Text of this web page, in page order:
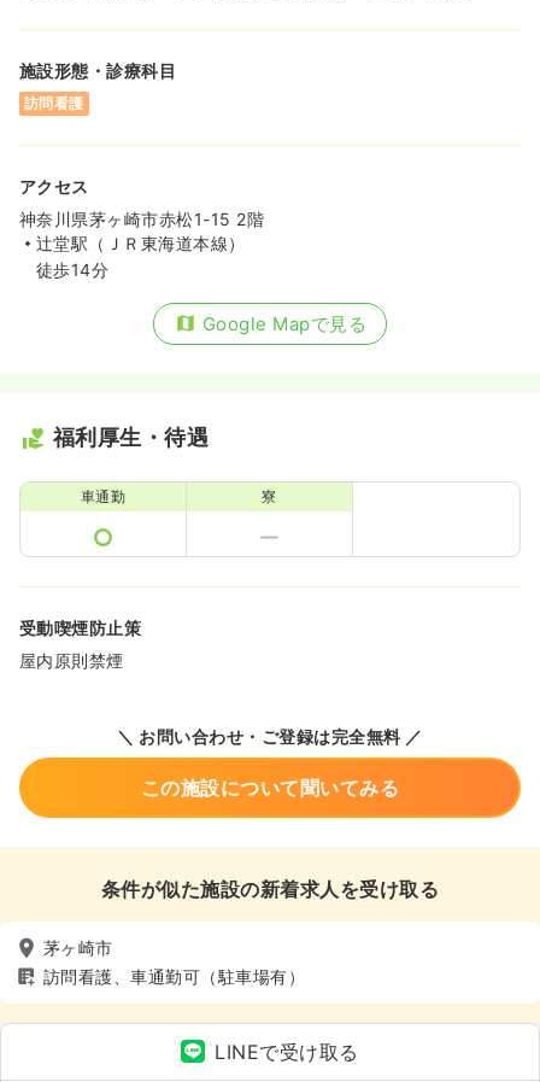
施設形態・診療科目
訪問看護
アクセス
神奈川県茅ヶ崎市赤松1-15 2階
辻堂駅（ＪＲ東海道本線）
徒歩14分
Google Mapで見る
福利厚生・待遇
車通勤 寮
受動喫煙防止策
屋内原則禁煙
＼ お問い合わせ・ご登録は完全無料 ／
この施設について聞いてみる
条件が似た施設の新着求人を受け取る
茅ヶ崎市
訪問看護、車通勤可（駐車場有）
LINEで受け取る